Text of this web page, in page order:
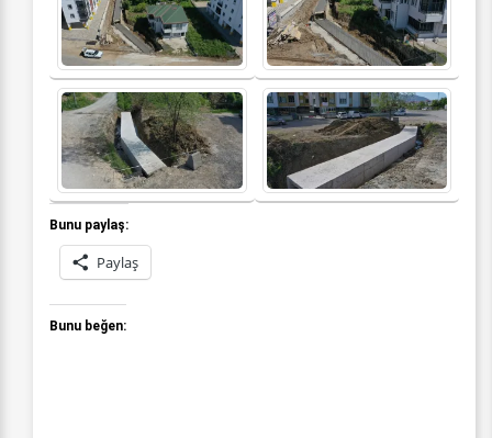
Bunu paylaş:
Paylaş
Bunu beğen: